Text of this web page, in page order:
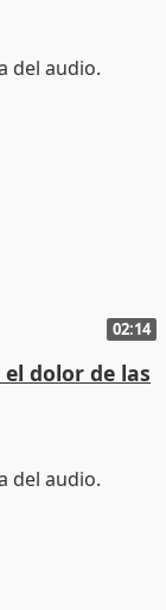
02:14
dolor de las